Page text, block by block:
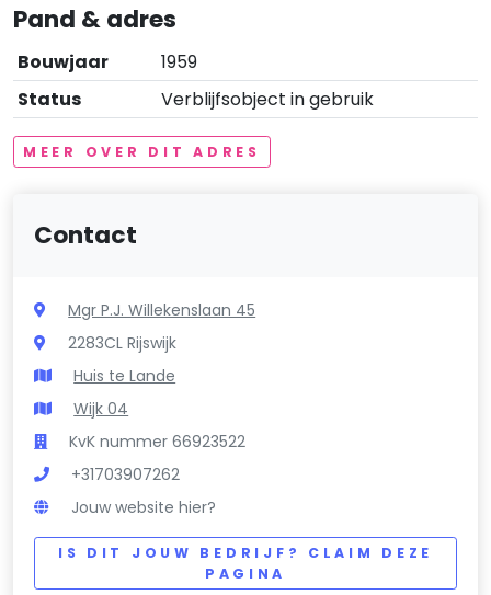
Pand & adres
Bouwjaar
1959
Status
Verblijfsobject in gebruik
MEER OVER DIT ADRES
Contact
Mgr P.J. Willekenslaan 45
2283CL Rijswijk
Huis te Lande
Wijk 04
KvK nummer 66923522
+31703907262
Jouw website hier?
IS DIT JOUW BEDRIJF? CLAIM DEZE
PAGINA